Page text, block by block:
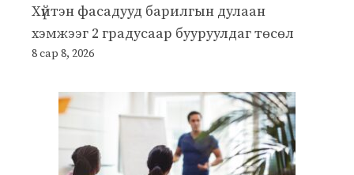
Хүйтэн фасадууд барилгын дулаан
хэмжээг 2 градусаар бууруулдаг төсөл
8 сар 8, 2026